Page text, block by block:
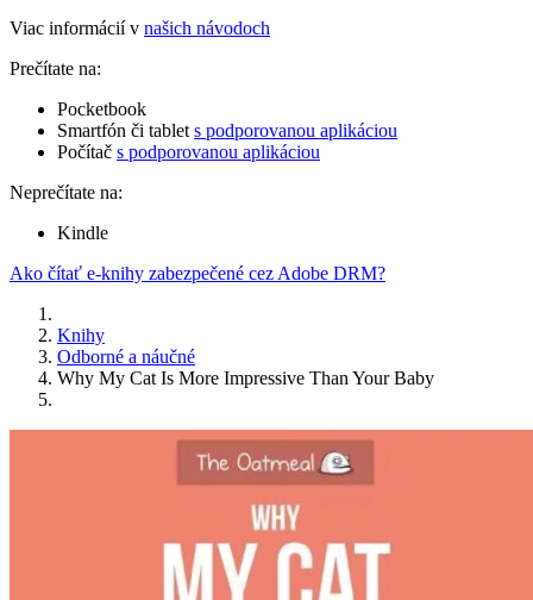
Viac informácií v našich návodoch
Prečítate na:
Pocketbook
Smartfón či tablet s podporovanou aplikáciou
Počítač s podporovanou aplikáciou
Neprečítate na:
Kindle
Ako čítať e-knihy zabezpečené cez Adobe DRM?
Knihy
Odborné a náučné
Why My Cat Is More Impressive Than Your Baby